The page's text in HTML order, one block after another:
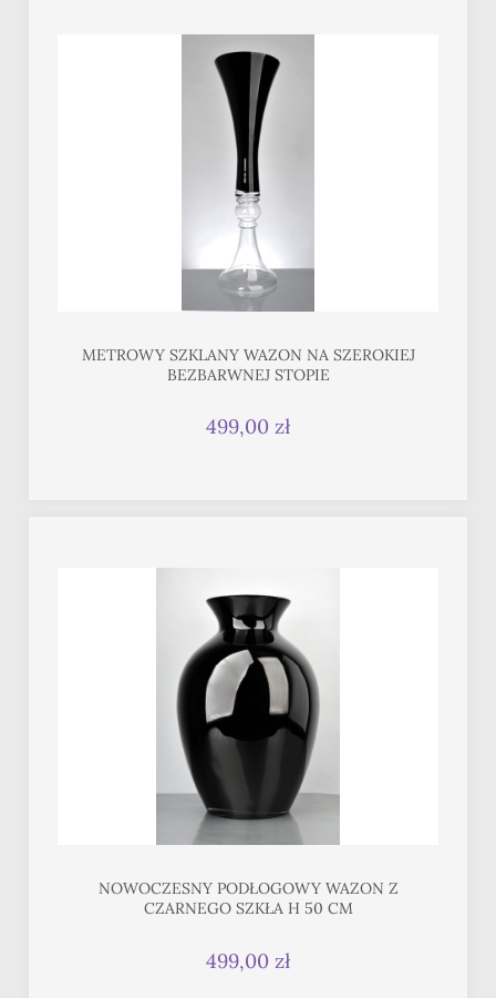
METROWY SZKLANY WAZON NA SZEROKIEJ
BEZBARWNEJ STOPIE
499,00 zł
NOWOCZESNY PODŁOGOWY WAZON Z
CZARNEGO SZKŁA H 50 CM
499,00 zł